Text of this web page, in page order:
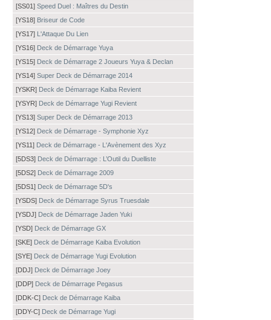
[SS01] Speed Duel : Maîtres du Destin
[YS18] Briseur de Code
[YS17] L'Attaque Du Lien
[YS16] Deck de Démarrage Yuya
[YS15] Deck de Démarrage 2 Joueurs Yuya & Declan
[YS14] Super Deck de Démarrage 2014
[YSKR] Deck de Démarrage Kaiba Revient
[YSYR] Deck de Démarrage Yugi Revient
[YS13] Super Deck de Démarrage 2013
[YS12] Deck de Démarrage - Symphonie Xyz
[YS11] Deck de Démarrage - L'Avènement des Xyz
[5DS3] Deck de Démarrage : L’Outil du Duelliste
[5DS2] Deck de Démarrage 2009
[5DS1] Deck de Démarrage 5D's
[YSDS] Deck de Démarrage Syrus Truesdale
[YSDJ] Deck de Démarrage Jaden Yuki
[YSD] Deck de Démarrage GX
[SKE] Deck de Démarrage Kaiba Evolution
[SYE] Deck de Démarrage Yugi Evolution
[DDJ] Deck de Démarrage Joey
[DDP] Deck de Démarrage Pegasus
[DDK-C] Deck de Démarrage Kaiba
[DDY-C] Deck de Démarrage Yugi